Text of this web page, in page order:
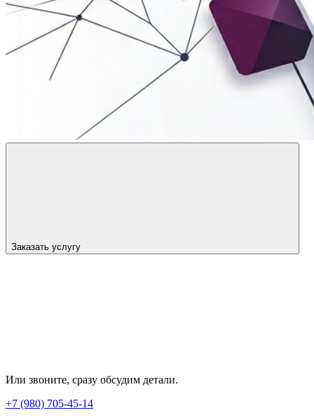
Заказать услугу
Или звоните, сразу обсудим детали.
+7 (980) 705-45-14